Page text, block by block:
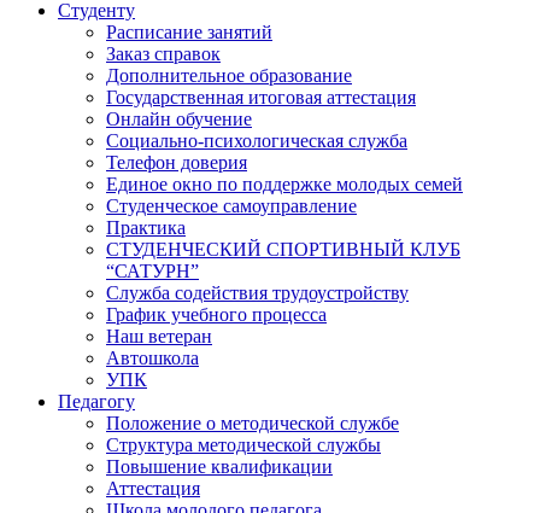
Студенту
Расписание занятий
Заказ справок
Дополнительное образование
Государственная итоговая аттестация
Онлайн обучение
Социально-психологическая служба
Телефон доверия
Единое окно по поддержке молодых семей
Студенческое самоуправление
Практика
СТУДЕНЧЕСКИЙ СПОРТИВНЫЙ КЛУБ
“САТУРН”
Служба содействия трудоустройству
График учебного процесса
Наш ветеран
Автошкола
УПК
Педагогу
Положение о методической службе
Структура методической службы
Повышение квалификации
Аттестация